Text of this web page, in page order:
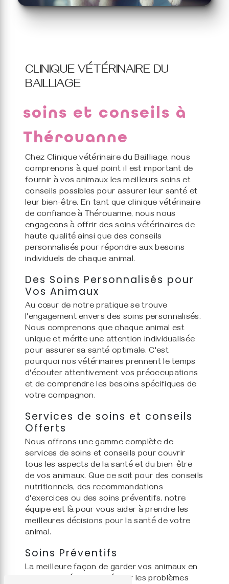
CLINIQUE VÉTÉRINAIRE DU
BAILLIAGE
soins et conseils à
Thérouanne
Chez Clinique vétérinaire du Bailliage, nous
comprenons à quel point il est important de
fournir à vos animaux les meilleurs soins et
conseils possibles pour assurer leur santé et
leur bien-être. En tant que clinique vétérinaire
de confiance à Thérouanne, nous nous
engageons à offrir des soins vétérinaires de
haute qualité ainsi que des conseils
personnalisés pour répondre aux besoins
individuels de chaque animal.
Des Soins Personnalisés pour
Vos Animaux
Au cœur de notre pratique se trouve
l'engagement envers des soins personnalisés.
Nous comprenons que chaque animal est
unique et mérite une attention individualisée
pour assurer sa santé optimale. C'est
pourquoi nos vétérinaires prennent le temps
d'écouter attentivement vos préoccupations
et de comprendre les besoins spécifiques de
votre compagnon.
Services de soins et conseils
Offerts
Nous offrons une gamme complète de
services de soins et conseils pour couvrir
tous les aspects de la santé et du bien-être
de vos animaux. Que ce soit pour des conseils
nutritionnels, des recommandations
d'exercices ou des soins préventifs, notre
équipe est là pour vous aider à prendre les
meilleures décisions pour la santé de votre
animal.
Soins Préventifs
La meilleure façon de garder vos animaux en
bonne santé est de prévenir les problèmes